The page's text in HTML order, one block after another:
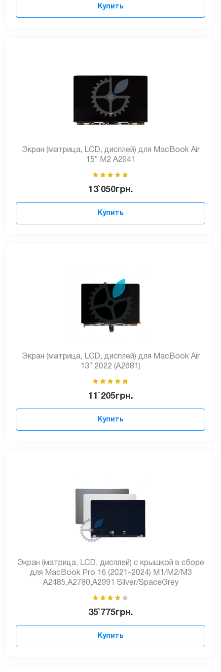
Купить
Экран (матрица, LCD, дисплей) для MacBook Air
15″ M2 A2941
13`050грн.
Купить
Экран (матрица, LCD, дисплей) для MacBook Air
13″ 2022 (А2681)
11`205грн.
Купить
Экран (матрица, LCD, дисплей) с крышкой в сборе
для MacBook Pro 16 (2021-2024) M1/M2/M3
A2485,A2780,A2991 Silver/SpaceGrey
35`775грн.
Купить